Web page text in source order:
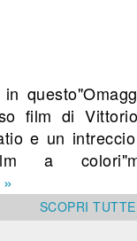
film di
e un
film a
SCOPRITUTTE